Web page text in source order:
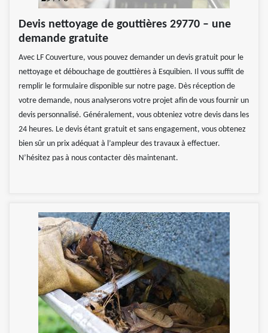
Devis nettoyage de gouttières 29770 – une
demande gratuite
Avec LF Couverture, vous pouvez demander un devis gratuit pour le
nettoyage et débouchage de gouttières à Esquibien. Il vous suffit de
remplir le formulaire disponible sur notre page. Dès réception de
votre demande, nous analyserons votre projet afin de vous fournir un
devis personnalisé. Généralement, vous obteniez votre devis dans les
24 heures. Le devis étant gratuit et sans engagement, vous obtenez
bien sûr un prix adéquat à l’ampleur des travaux à effectuer.
N’hésitez pas à nous contacter dès maintenant.